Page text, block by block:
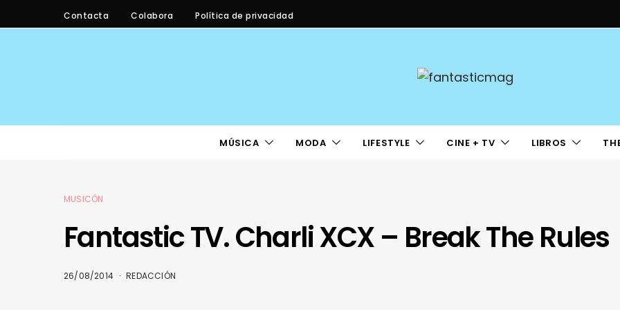
Contacta Colabora Política de privacidad
MÚSICA MODA LIFESTYLE CINE + TV LIBROS
MUSICÓN
Fantastic TV. Charli XCX – Break The Rules
26/08/2014 REDACCIÓN